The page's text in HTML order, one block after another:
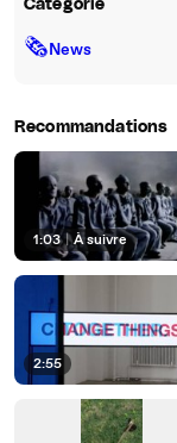
Catégorie
🗞News
Recommandations
1:03 | À suivre
2:55